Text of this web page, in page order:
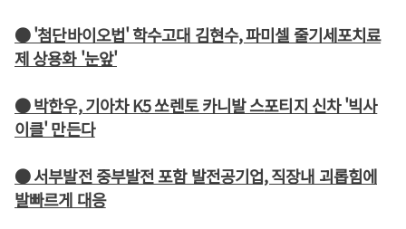
● '첨단바이오법' 학수고대 김현수, 파미셀 줄기세포치료
제 상용화 '눈앞'
● 박한우, 기아차 K5 쏘렌토 카니발 스포티지 신차 '빅사
이클' 만든다
● 서부발전 중부발전 포함 발전공기업, 직장내 괴롭힘에
발빠르게 대응